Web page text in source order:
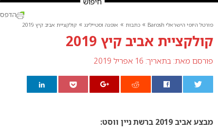
פורטל היופי הישראלי Barosh » כתבות » אופנה וסטיילינג » קולקציית אביב קיץ 2019
קולקציית אביב קיץ 2019
פורסם מאת: בתאריך: 16 אפריל 2019
הדפס
מבצע אביב 2019 ברשת ניין ווסט: